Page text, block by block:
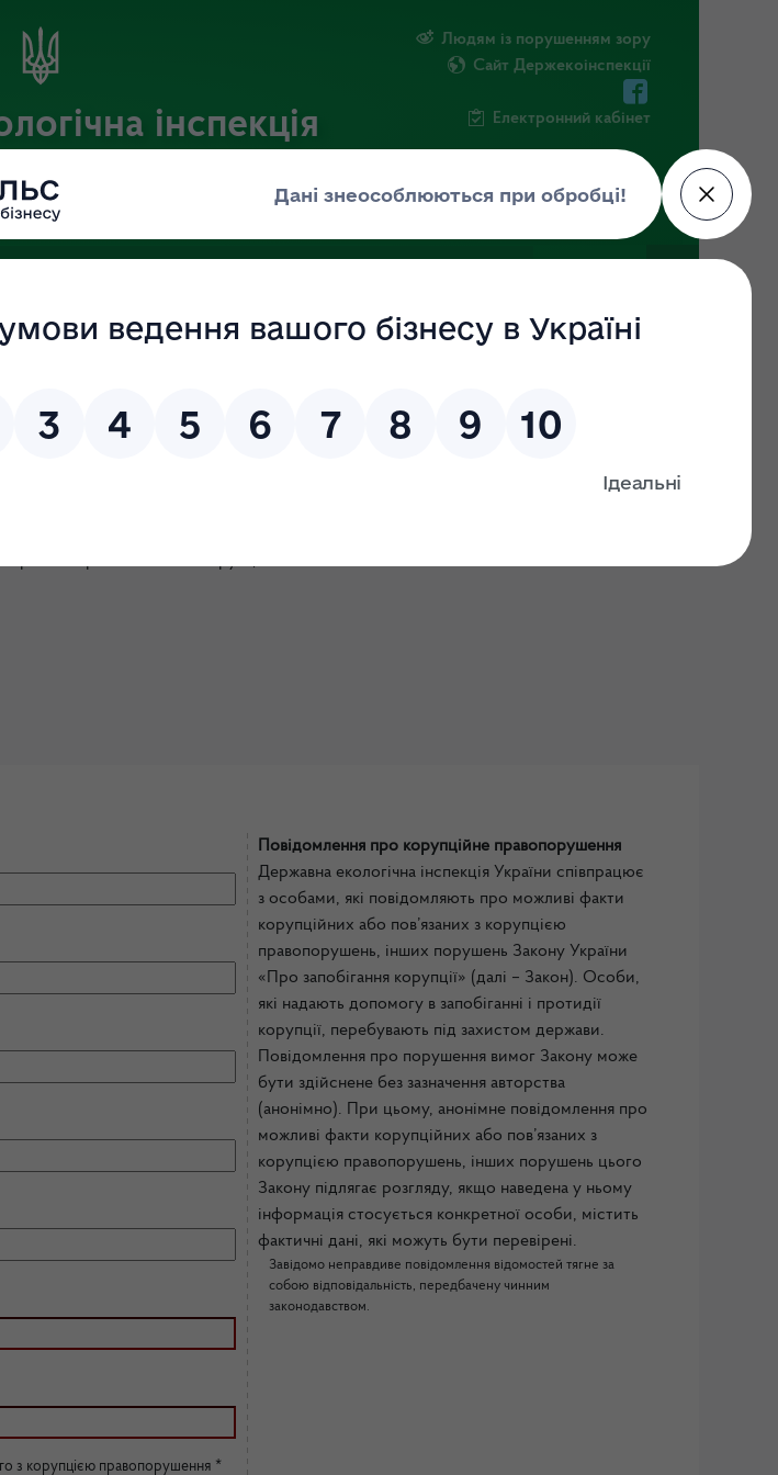
інспекція
округу
веб-портал
Людям із порушенням зору
Сайт Держекоінспекції
Електронний кабінет
корупційних, або пов`язаних з корупцією правопорушень,
«Про запобігання корупції».
Наталія Андріївна
пров. 3, корпус 2
про можливі факти корупційних, або пов`язаних з
«Про запобігання корупції»
з корупцією правопорушення *
Повідомлення про корупційне правопорушення
Державна екологічна інспекція України співпрацює
з особами, які повідомляють про можливі факти
корупційних або пов’язаних з корупцією
правопорушень, інших порушень Закону України
«Про запобігання корупції» (далі – Закон). Особи,
які надають допомогу в запобіганні і протидії
корупції, перебувають під захистом держави.
Повідомлення про порушення вимог Закону може
бути здійснене без зазначення авторства
(анонімно). При цьому, анонімне повідомлення про
можливі факти корупційних або пов’язаних з
корупцією правопорушень, інших порушень цього
Закону підлягає розгляду, якщо наведена у ньому
інформація стосується конкретної особи, містить
фактичні дані, які можуть бути перевірені.
Завідомо неправдиве повідомлення відомостей тягне за
собою відповідальність, передбачену чинним
законодавством.